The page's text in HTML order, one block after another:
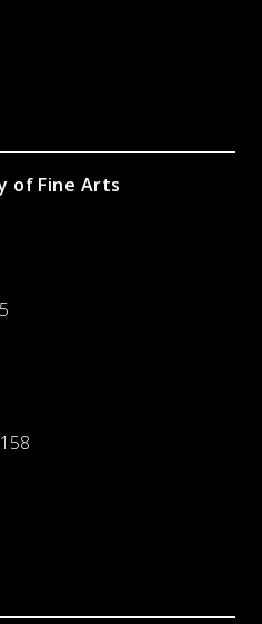
of Fine Arts